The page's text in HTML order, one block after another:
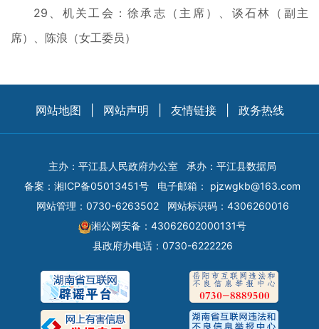
29、机关工会：徐承志（主席）、谈石林（副主
席）、陈浪（女工委员）
网站地图 网站声明 友情链接 政务热线
主办：平江县人民政府办公室
承办：平江县数据局
备案： 湘ICP备05013451号 电子邮箱： pjzwgkb@163.com
网站管理：0730-6263502
网站标识码：4306260016
湘公网安备：43062602000131号
县政府办电话：0730-6222226